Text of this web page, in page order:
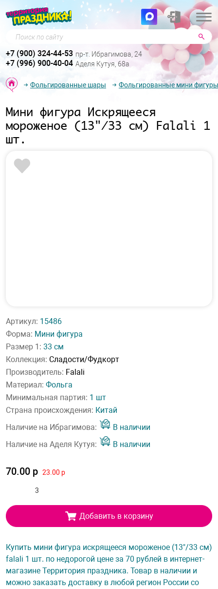
Поиск по сайту
+7 (900) 324-44-53 пр-т. Ибрагимова, 24
+7 (996) 900-40-04 Аделя Кутуя, 68а
Фольгированные шары Фольгированные мини фигуры
Мини фигура Искрящееся
мороженое (13"/33 см) Falali 1
шт.
Артикул: 15486
Форма: Мини фигура
Размер 1: 33 см
Коллекция: Сладости/Фудкорт
Производитель: Falali
Материал: Фольга
Минимальная партия: 1 шт
Страна происхождения: Китай
Наличие на Ибрагимова:
В наличии
Наличие на Аделя Кутуя:
В наличии
70.00 р 23.00 р
Добавить в корзину
Купить мини фигура искрящееся мороженое (13"/33 см)
falali 1 шт. по недорогой цене за 70 рублей в интернет-
магазине Территория праздника. Товар в наличии и
можно заказать доставку в любой регион России со